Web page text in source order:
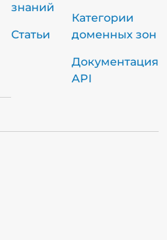
знаний
Статьи
Категории
доменных зон
Документация
API